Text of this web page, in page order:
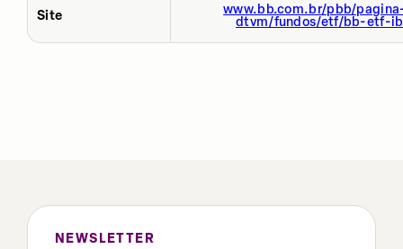
Site
www.bb.com.br/pbb/
dtvm/fundos/etf/bb-etf-
NEWSLETTER